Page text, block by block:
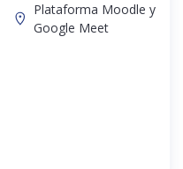
Plataforma Moodle y
Google Meet